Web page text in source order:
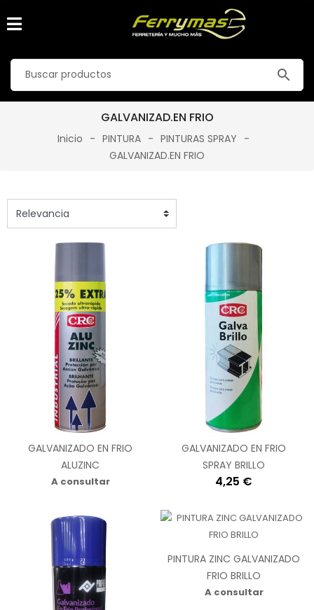
search
GALVANIZAD.EN FRIO
Inicio PINTURA
PINTURAS SPRAY
GALVANIZAD.EN FRIO
GALVANIZADO EN FRIO
ALUZINC
A consultar
GALVANIZADO EN FRIO
SPRAY BRILLO
4,25 €
PINTURA ZINC GALVANIZADO
FRIO BRILLO
A consultar